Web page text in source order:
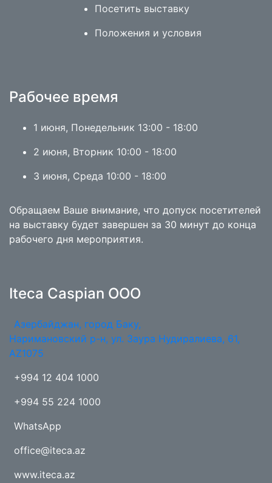
Посетить выставку
Положения и условия
Рабочее время
1 июня, Понедельник 13:00 - 18:00
2 июня, Вторник 10:00 - 18:00
3 июня, Среда 10:00 - 18:00
Обращаем Ваше внимание, что допуск посетителей
на выставку будет завершен за 30 минут до конца
рабочего дня мероприятия.
Iteca Caspian OOO
Азербайджан, город Баку,
Наримановский р-н, ул. Заура Нудиралиева, 61,
AZ1075
+994 12 404 1000
+994 55 224 1000
WhatsApp
office@iteca.az
www.iteca.az